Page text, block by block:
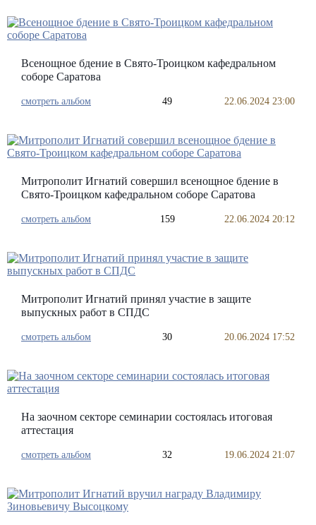
Всенощное бдение в Свято-Троицком кафедральном
соборе Саратова
смотреть альбом 49 22.06.2024 23:00
Митрополит Игнатий совершил всенощное бдение в
Свято-Троицком кафедральном соборе Саратова
смотреть альбом 159 22.06.2024 20:12
Митрополит Игнатий принял участие в защите
выпускных работ в СПДС
смотреть альбом 30 20.06.2024 17:52
На заочном секторе семинарии состоялась итоговая
аттестация
смотреть альбом 32 19.06.2024 21:07